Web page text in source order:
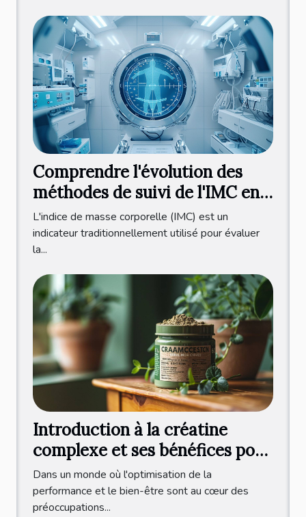
Comprendre l'évolution des
méthodes de suivi de l'IMC en
2025
L'indice de masse corporelle (IMC) est un
indicateur traditionnellement utilisé pour évaluer
la...
Introduction à la créatine
complexe et ses bénéfices pour
la santé
Dans un monde où l'optimisation de la
performance et le bien-être sont au cœur des
préoccupations...